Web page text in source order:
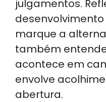
julgamentos.
marque a
também
acontece em
envolve
abertura.